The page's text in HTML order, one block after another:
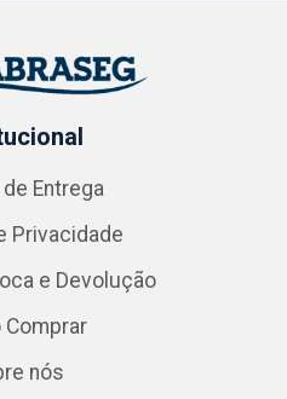
Entrega
Privacidade
e Devolução
Comprar
nós